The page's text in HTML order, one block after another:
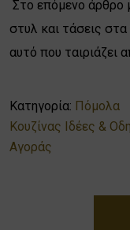
Στο επόμενο άρθρο
στυλ και τάσεις
αυτό που ταιριάζει
Κατηγορία: Πόμολα
Κουζίνας Ιδέες &
Αγοράς